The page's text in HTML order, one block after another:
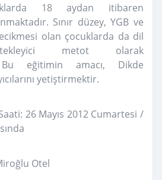
18 aydan itibaren
Sınır düzey, YGB ve
olan çocuklarda da dil
kleyici metot olarak
Bu eğitimin amacı, Dikde
yetiştirmektir.
26 Mayıs 2012 Cumartesi /
Otel